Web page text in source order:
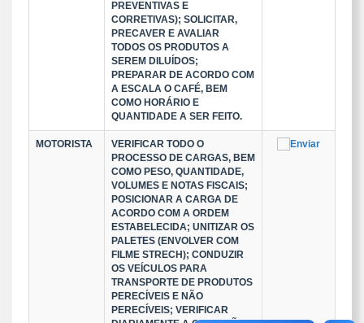
PREVENTIVAS E
CORRETIVAS); SOLICITAR,
PRECAVER E AVALIAR
TODOS OS PRODUTOS A
SEREM DILUÍDOS;
PREPARAR DE ACORDO COM
A ESCALA O CAFÉ, BEM
COMO HORÁRIO E
QUANTIDADE A SER FEITO.
MOTORISTA
VERIFICAR TODO O
PROCESSO DE CARGAS, BEM
COMO PESO, QUANTIDADE,
VOLUMES E NOTAS FISCAIS;
POSICIONAR A CARGA DE
ACORDO COM A ORDEM
ESTABELECIDA; UNITIZAR OS
PALETES (ENVOLVER COM
FILME STRECH); CONDUZIR
OS VEÍCULOS PARA
TRANSPORTE DE PRODUTOS
PERECÍVEIS E NÃO
PERECÍVEIS; VERIFICAR